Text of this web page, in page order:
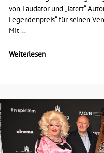
von Laudator und „Tatort“-
Legendenpreis“ für seinen
Mit ...
Weiterlesen